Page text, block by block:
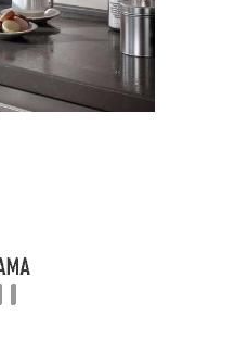
Требования к
отделочным
материалам